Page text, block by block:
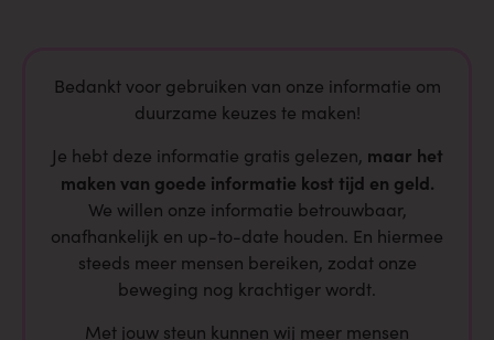
Bedankt voor gebruiken van onze informatie om
duurzame keuzes te maken!
Je hebt deze informatie gratis gelezen, maar het
maken van goede informatie kost tijd en geld.
We willen onze informatie betrouwbaar,
onafhankelijk en up-to-date houden. En hiermee
steeds meer mensen bereiken, zodat onze
beweging nog krachtiger wordt.
Met jouw steun kunnen wij meer mensen